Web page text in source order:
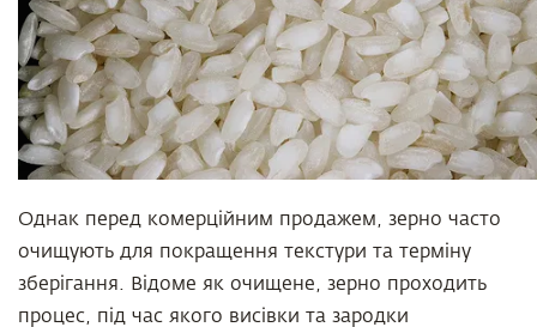
Однак перед комерційним продажем, зерно часто
очищують для покращення текстури та терміну
зберігання. Відоме як очищене, зерно проходить
процес, під час якого висівки та зародки